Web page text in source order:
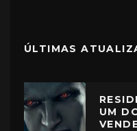
ÚLTIMAS
UM